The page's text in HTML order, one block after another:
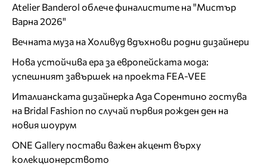
Atelier Banderol облече финалистите на "Мистър
Варна 2026"
Вечната муза на Холивуд вдъхнови родни дизайнери
Нова устойчива ера за европейската мода:
успешният завършек на проекта FEA-VEE
Италианската дизайнерка Ада Сорентино гостува
на Bridal Fashion по случай първия рожден ден на
новия шоурум
ONE Gallery постави важен акцент върху
колекционерството